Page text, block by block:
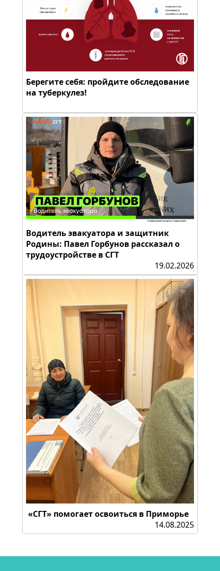
Берегите себя: пройдите обследование
на туберкулез!
Водитель эвакуатора и защитник
Родины: Павел Горбунов рассказал о
трудоустройстве в СГТ
19.02.2026
«СГТ» помогает освоиться в Приморье
14.08.2025